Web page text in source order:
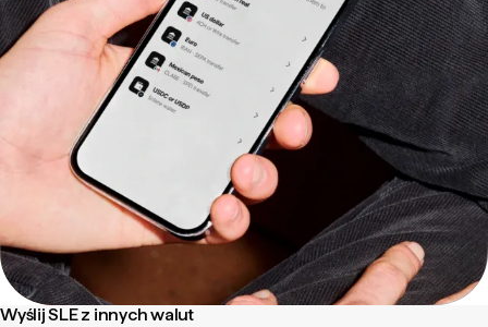
Wyślij SLE z innych walut